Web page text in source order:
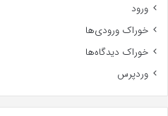
ورود
خوراک ورودی‌ها
خوراک دیدگاه‌ها
وردپرس